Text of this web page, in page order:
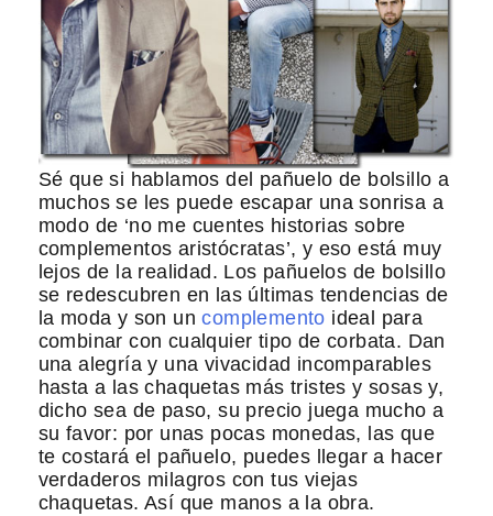
Sé que si hablamos del pañuelo de bolsillo a
muchos se les puede escapar una sonrisa a
modo de ‘no me cuentes historias sobre
complementos aristócratas’, y eso está muy
lejos de la realidad. Los pañuelos de bolsillo
se redescubren en las últimas tendencias de
la moda y son uncomplemento ideal para
combinar con cualquier tipo de corbata. Dan
una alegría y una vivacidad incomparables
hasta a las chaquetas más tristes y sosas y,
dicho sea de paso, su precio juega mucho a
su favor: por unas pocas monedas, las que
te costará el pañuelo, puedes llegar a hacer
verdaderos milagros con tus viejas
chaquetas. Así que manos a la obra.